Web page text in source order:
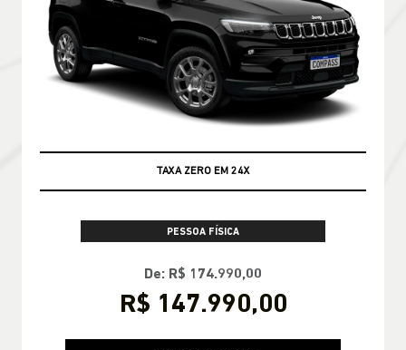
TAXA ZERO EM 24X
PESSOA FÍSICA
De: R$ 174.990,00
R$ 147.990,00